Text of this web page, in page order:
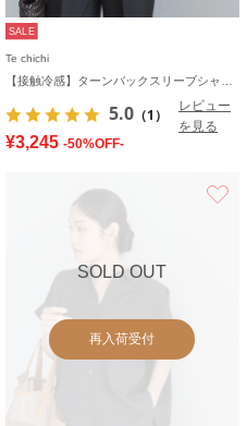
SALE
Te chichi
5.0 （1）
レビュー
を見る
¥3,245 -50%OFF-
SOLD OUT
再入荷受付